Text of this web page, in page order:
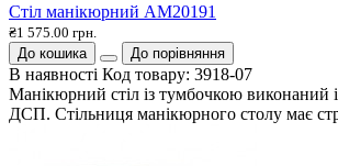
Стіл манікюрний AM20191
₴1 575.00 грн.
До кошика
До порівняння
В наявності Код товару: 3918-07
Манікюрний стіл із тумбочкою виконаний
ДСП. Стільниця манікюрного столу має